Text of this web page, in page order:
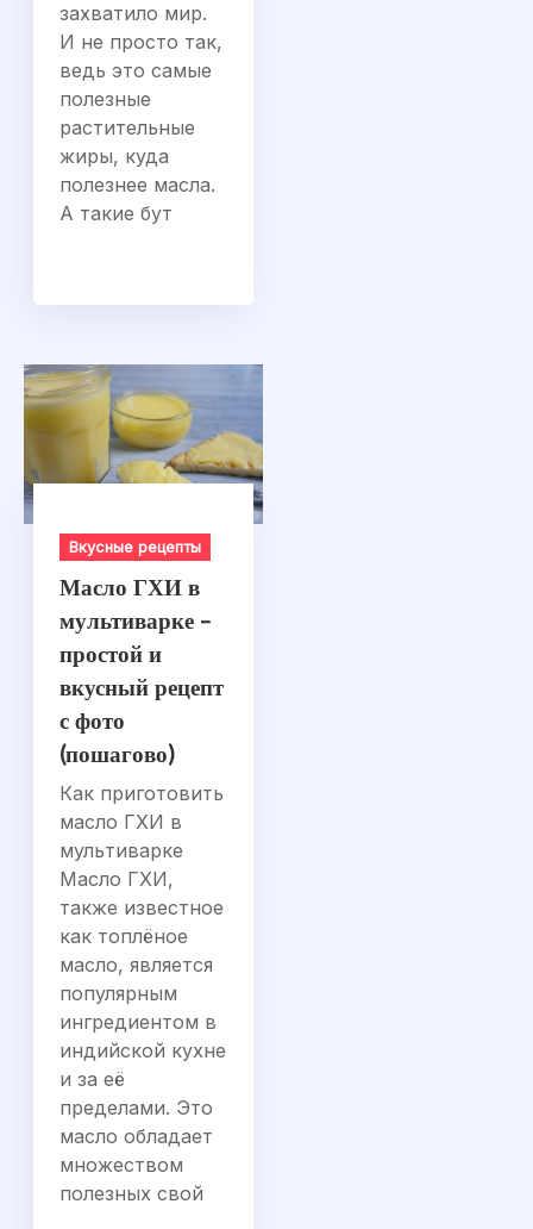
захватило мир.
И не просто так,
ведь это самые
полезные
растительные
жиры, куда
полезнее масла.
А такие бут
Вкусные рецепты
Масло ГХИ в
мультиварке –
простой и
вкусный рецепт
с фото
(пошагово)
Как приготовить
масло ГХИ в
мультиварке
Масло ГХИ,
также известное
как топлёное
масло, является
популярным
ингредиентом в
индийской кухне
и за её
пределами. Это
масло обладает
множеством
полезных свой